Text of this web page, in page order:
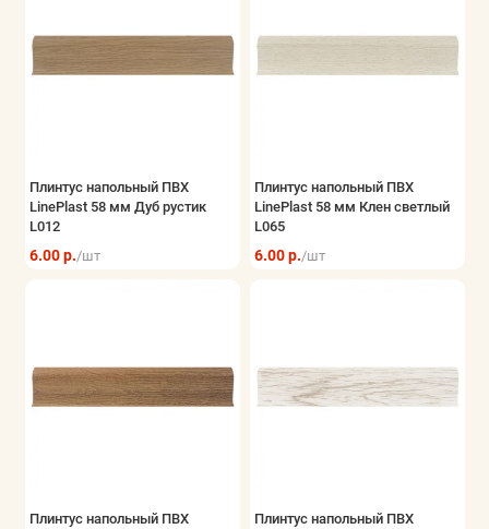
Плинтус напольный ПВХ
LinePlast 58 мм Дуб рустик
L012
6.00 р./шт
Плинтус напольный ПВХ
LinePlast 58 мм Клен светлый
L065
6.00 р./шт
Плинтус напольный ПВХ
Плинтус напольный ПВХ